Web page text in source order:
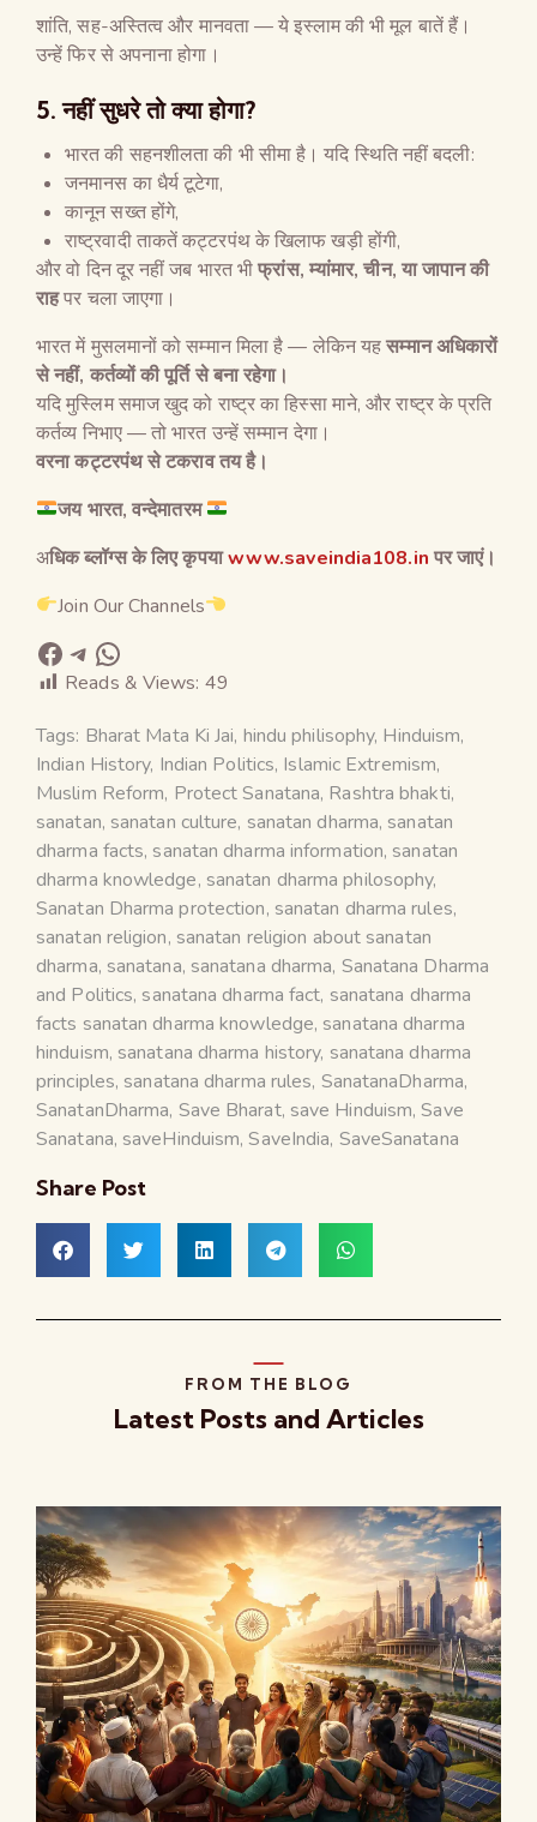
शांति, सह-अस्तित्व और मानवता — ये इस्लाम की भी मूल बातें हैं।
उन्हें फिर से अपनाना होगा।
5.नहीं सुधरे तो क्या होगा?
भारत की सहनशीलता की भी सीमा है। यदि स्थिति नहीं बदली:
जनमानस का धैर्य टूटेगा,
कानून सख्त होंगे,
राष्ट्रवादी ताकतें कट्टरपंथ के खिलाफ खड़ी होंगी,
और वो दिन दूर नहीं जब भारत भीफ्रांस, म्यांमार, चीन, या जापान की
राहपर चला जाएगा।
भारत में मुसलमानों को सम्मान मिला है — लेकिन यहसम्मान अधिकारों
से नहीं, कर्तव्यों की पूर्ति से बना रहेगा।
यदि मुस्लिम समाज खुद को राष्ट्र का हिस्सा माने, और राष्ट्र के प्रति
कर्तव्य निभाए — तो भारत उन्हें सम्मान देगा।
वरना कट्टरपंथ से टकराव तय है।
जय भारत,वन्देमातरम
अधिक ब्लॉग्स के लिए कृपयाwww.saveindia108.in पर जाएं।
Join Our Channels
Reads & Views: 49
Tags: Bharat Mata Ki Jai, hindu philisophy, Hinduism,
Indian History, Indian Politics, Islamic Extremism,
Muslim Reform, Protect Sanatana, Rashtra bhakti,
sanatan, sanatan culture, sanatan dharma, sanatan
dharma facts, sanatan dharma information, sanatan
dharma knowledge, sanatan dharma philosophy,
Sanatan Dharma protection, sanatan dharma rules,
sanatan religion, sanatan religion about sanatan
dharma, sanatana, sanatana dharma, Sanatana Dharma
and Politics, sanatana dharma fact, sanatana dharma
facts sanatan dharma knowledge, sanatana dharma
hinduism, sanatana dharma history, sanatana dharma
principles, sanatana dharma rules, SanatanaDharma,
SanatanDharma, Save Bharat, save Hinduism,Save
Sanatana, saveHinduism,SaveIndia, SaveSanatana
Share Post
FROM THE BLOG
Latest Posts and Articles